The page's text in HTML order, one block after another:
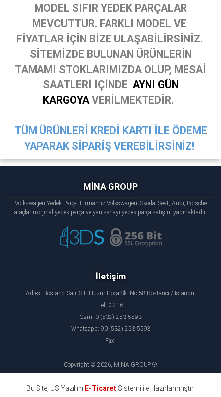
MODEL SIFIR YEDEK PARÇALAR
MEVCUTTUR. FARKLI MODEL VE
FİYATLAR İÇİN BİZE ULAŞABİLİRSİNİZ.
SİTEMİZDE BULUNAN ÜRÜNLERİN
TAMAMI STOKLARIMIZDA OLUP, MESAİ
SAATLERİ İÇİNDE AYNI GÜN
KARGOYA VERİLMEKTEDİR.
TÜM ÜRÜNLERİ KREDİ KARTI İLE ÖDEME
YAPARAK SİPARİŞ VEREBİLİRSİNİZ!
MİNA GROUP
Volkswagen Yedek Parça: Firmamız Volkswagen, Skoda, Seat, Audi, Porsche
araçların orjinal yedek parça ve yan sanayi yedek parça satışını yapmaktadır.
İletişim
Adres: Bostancı San. Sit. Huzur Hoca Sk. No:58 Bostancı / İstanbul
Tel: 0 216
Gsm: 0 (532) 253 5593
Whatsapp: 90 (532) 253 5593
Fax:
Copyright © 2026, MİNA GROUP ®
Bu Site, US Yazılım E-Ticaret Sistemi ile Hazırlanmıştır.